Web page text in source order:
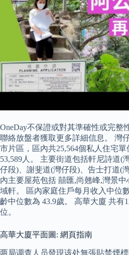
OneDay不保證或對其準確性或完整
聯絡放盤者獲取更多詳細信息。 灣
市片區，區內共25,564個私人住宅
53,589人。 主要街道包括軒尼詩道(
仔段)、謝斐道(灣仔段)、告士打道(
內主要屋苑包括 囍匯,尚翹峰,灣景中
域軒。 區內家庭住戶每月收入中位
齡中位數為 43.9歲。 高華大廈 共有
位。
高華大廈平面圖: 網頁指南
两局调查人员發現该处無張貼禁煙